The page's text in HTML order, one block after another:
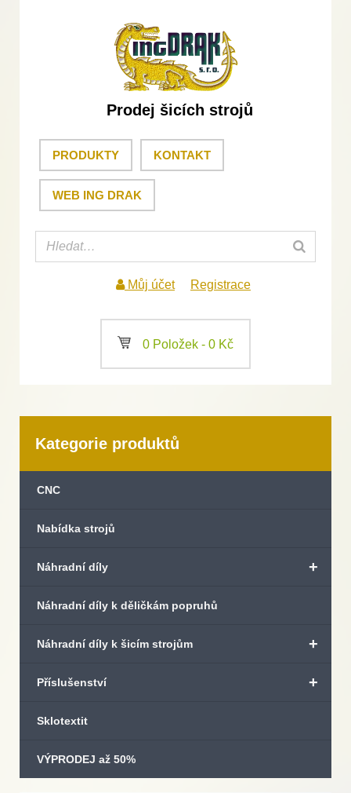
Prodej šicích strojů
PRODUKTY KONTAKT
WEB ING DRAK
Můj účet Registrace
a 0 Položek - 0 Kč
Kategorie produktů
CNC
Nabídka strojů
+
Náhradní díly
Náhradní díly k děličkám popruhů
+
Náhradní díly k šicím strojům
+
Příslušenství
Sklotextit
VÝPRODEJ až 50%